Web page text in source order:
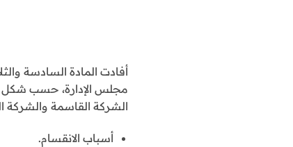
أفادت المادة السادسة
مجلس الإدارة، حسب شكل
الشركة القاسمة والشركة
أسباب الانقسام.